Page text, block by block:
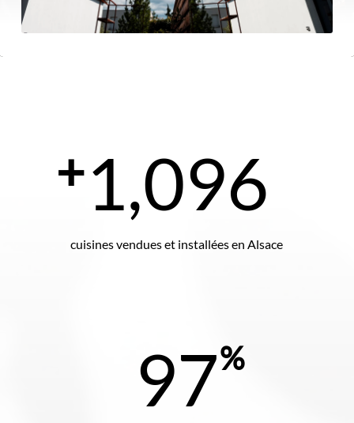
+1,096
cuisines vendues et installées en Alsace
97%